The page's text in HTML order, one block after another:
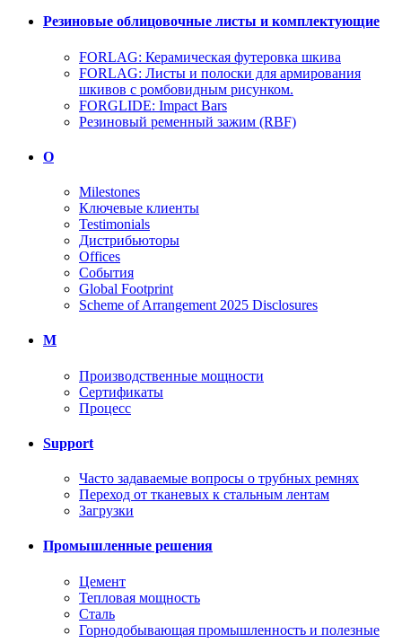
Резиновые облицовочные листы и комплектующие
FORLAG: Керамическая футеровка шкива
FORLAG: Листы и полоски для армирования
шкивов с ромбовидным рисунком.
FORGLIDE: Impact Bars
Резиновый ременный зажим (RBF)
О
Milestones
Ключевые клиенты
Testimonials
Дистрибьюторы
Offices
События
Global Footprint
Scheme of Arrangement 2025 Disclosures
M
Производственные мощности
Сертификаты
Процесс
Support
Часто задаваемые вопросы о трубных ремнях
Переход от тканевых к стальным лентам
Загрузки
Промышленные решения
Цемент
Тепловая мощность
Сталь
Горнодобывающая промышленность и полезные